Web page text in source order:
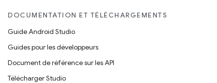
DOCUMENTATION ET TÉLÉCHARGEMENTS
Guide Android Studio
Guides pour les développeurs
Document de référence sur les API
Télécharger Studio